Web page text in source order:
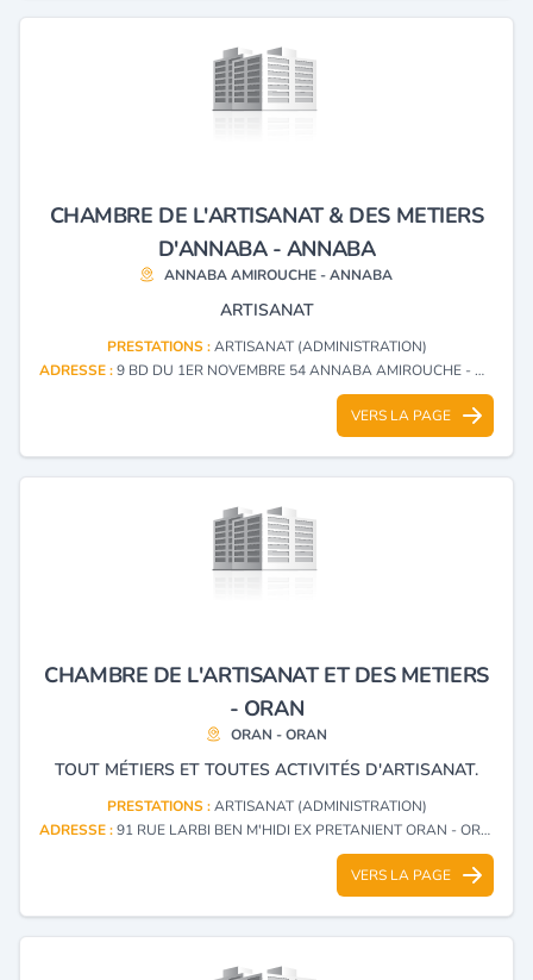
CHAMBRE DE L'ARTISANAT & DES METIERS
D'ANNABA - ANNABA
ANNABA AMIROUCHE - ANNABA
ARTISANAT
PRESTATIONS :ARTISANAT (ADMINISTRATION)
ADRESSE :9 BD DU 1ER NOVEMBRE 54 ANNABA AMIROUCHE - ANNABA
VERS LA PAGE
CHAMBRE DE L'ARTISANAT ET DES METIERS
- ORAN
ORAN - ORAN
TOUT MÉTIERS ET TOUTES ACTIVITÉS D'ARTISANAT.
PRESTATIONS :ARTISANAT (ADMINISTRATION)
ADRESSE :91 RUE LARBI BEN M'HIDI EX PRETANIENT ORAN - ORAN
VERS LA PAGE